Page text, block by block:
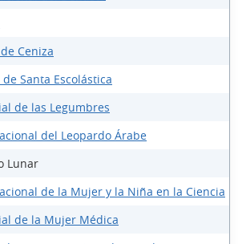
Ceniza
Santa Escolástica
de las Legumbres
del Leopardo Árabe
Lunar
de la Mujer y la Niña en la Ciencia
de la Mujer Médica